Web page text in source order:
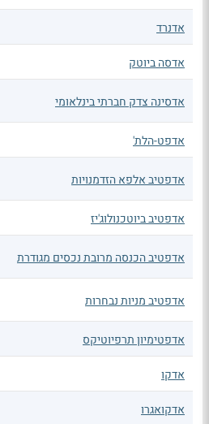
אדנרד
אדסה ביוטק
אדסינה צדק חברתי בינלאומי
אדפט-הלת'
אדפטיב אלפא הזדמנויות
אדפטיב ביוטכנולוג'יז
אדפטיב הכנסה מרובת נכסים מגודרת
אדפטיב מניות נבחרות
אדפטימיון תרפיוטיקס
אדקו
אדקואגרו